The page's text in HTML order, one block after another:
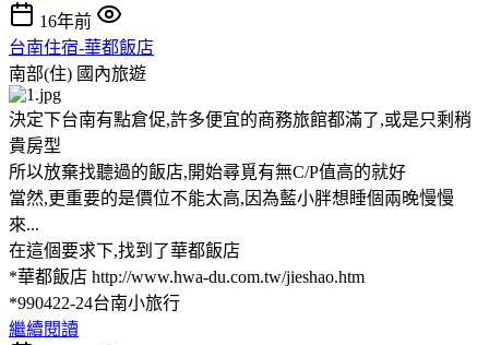
16年前
台南住宿-華都飯店
南部(住) 國內旅遊
決定下台南有點倉促,許多便宜的商務旅館都滿了,或是只剩稍
貴房型
所以放棄找聽過的飯店,開始尋覓有無C/P值高的就好
當然,更重要的是價位不能太高,因為藍小胖想睡個兩晚慢慢
來...
在這個要求下,找到了華都飯店
*華都飯店 http://www.hwa-du.com.tw/jieshao.htm
*990422-24台南小旅行
繼續閱讀